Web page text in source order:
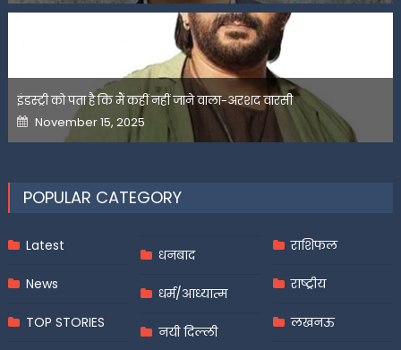
इंडस्ट्री को पता है कि मैं कहीं नहीं जाने वाला-अरशद वारसी
Posted
on
November 15, 2025
POPULAR CATEGORY
Latest
News
TOP STORIES
धनबाद
धर्म/आध्यात्म
नयी दिल्ली
राशिफल
राष्ट्रीय
लखनऊ